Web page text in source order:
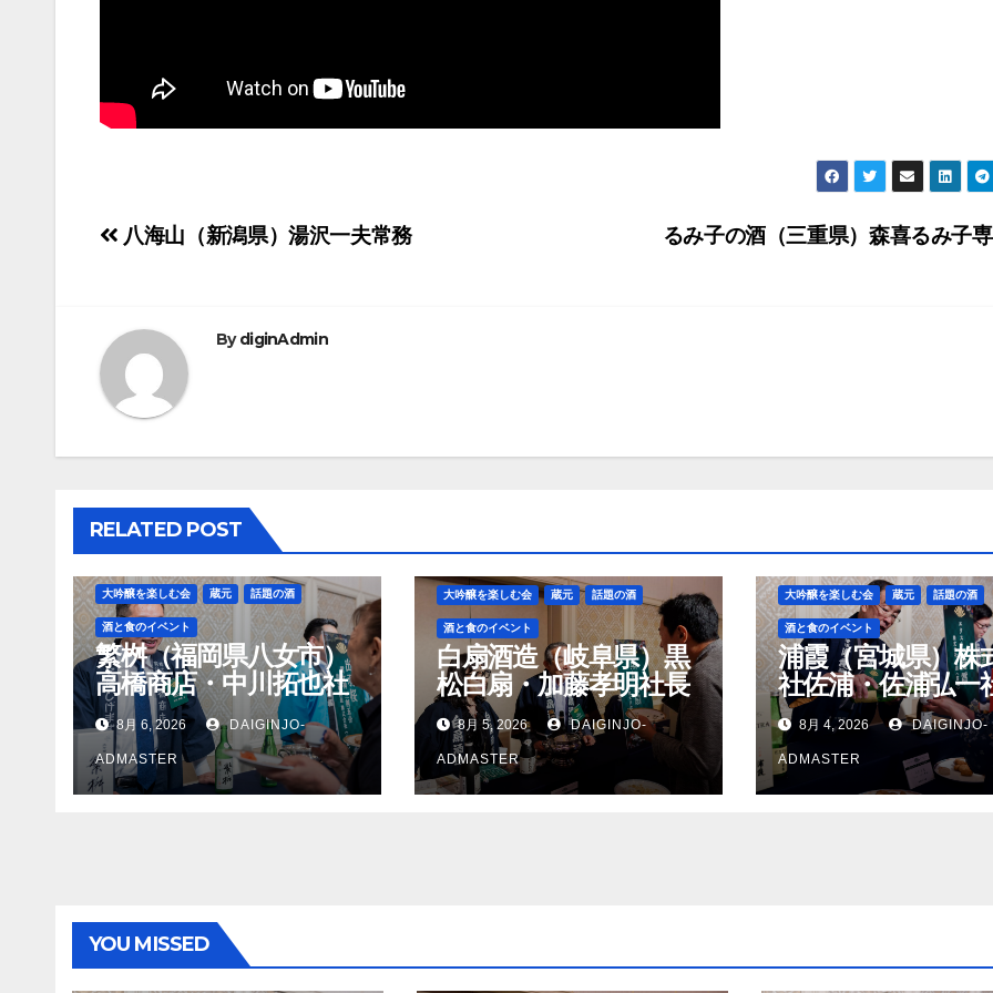
投
ナ
ビ
ゲ
ー
シ
ョ
ン
るみ子の酒（三重県）森喜るみ子
八海山（新潟県）湯沢一夫常務
BydiginAdmin
RELATED POST
大吟醸を楽しむ会 蔵元 話題の酒
酒と食のイベント
繁桝（福岡県八女市）
高橋商店・中川拓也社
長8月 6, 2026 DAIGINJO-
ADMASTER
大吟醸を楽しむ会 蔵元 話題の酒
酒と食のイベント
白扇酒造（岐阜県）黒
松白扇・加藤孝明社長
8月 5, 2026 DAIGINJO-
ADMASTER
大吟醸を楽しむ会 蔵元 話題の酒
酒と食のイベント
浦霞（宮城県）株
社佐浦・佐浦弘一
8月 4, 2026 DAIGINJO-
ADMASTER
YOU MISSED